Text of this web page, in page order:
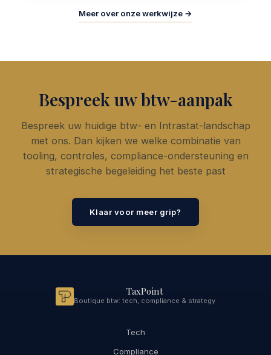
Meer over onze werkwijze →
Bespreek uw btw-aanpak
Bespreek uw huidige btw- en Intrastat-landschap
met ons. Dan kijken we welke combinatie van
tooling, controles, compliance-ondersteuning en
strategische begeleiding het beste past
Klaar voor meer grip?
TaxPoint
Boutique btw: tech, compliance & strategy
Tech
Compliance